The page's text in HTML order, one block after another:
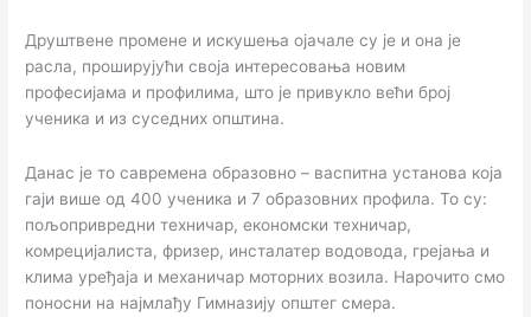
Друштвене промене и искушења ојачале су је и она је
расла, проширујући своја интересовања новим
професијама и профилима, што је привукло већи број
ученика и из суседних општина.
Данас је то савремена образовно – васпитна установа која
гаји више од 400 ученика и 7 образовних профила. То су:
пољопривредни техничар, економски техничар,
комрецијалиста, фризер, инсталатер водовода, грејања и
клима уређаја и механичар моторних возила. Нарочито смо
поносни на најмлађу Гимназију општег смера.